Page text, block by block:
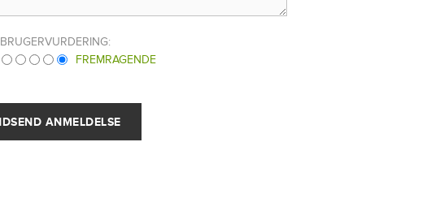
BRUGERVURDERING:
FREMRAGENDE